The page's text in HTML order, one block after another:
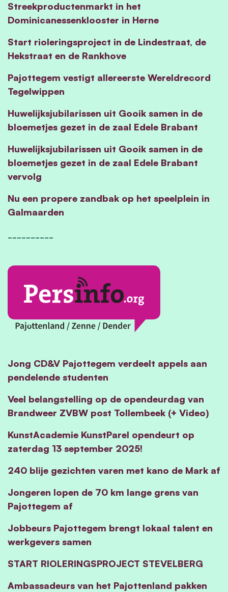
Streekproductenmarkt in het
Dominicanessenklooster in Herne
Start rioleringsproject in de Lindestraat, de
Hekstraat en de Rankhove
Pajottegem vestigt allereerste Wereldrecord
Tegelwippen
Huwelijksjubilarissen uit Gooik samen in de
bloemetjes gezet in de zaal Edele Brabant
Huwelijksjubilarissen uit Gooik samen in de
bloemetjes gezet in de zaal Edele Brabant
vervolg
Nu een propere zandbak op het speelplein in
Galmaarden
Jong CD&V Pajottegem verdeelt appels aan
pendelende studenten
Veel belangstelling op de opendeurdag van
Brandweer ZVBW post Tollembeek (+ Video)
KunstAcademie KunstParel opendeurt op
zaterdag 13 september 2025!
240 blije gezichten varen met kano de Mark af
Jongeren lopen de 70 km lange grens van
Pajottegem af
Jobbeurs Pajottegem brengt lokaal talent en
werkgevers samen
START RIOLERINGSPROJECT STEVELBERG
Ambassadeurs van het Pajottenland pakken